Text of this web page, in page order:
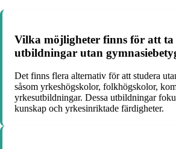
Vilka möjligheter finns för att ta
utbildningar utan
Det finns flera alternativ för att studera
såsom yrkeshögskolor, folkhögskolor,
yrkesutbildningar. Dessa utbildningar
kunskap och yrkesinriktade färdigheter.